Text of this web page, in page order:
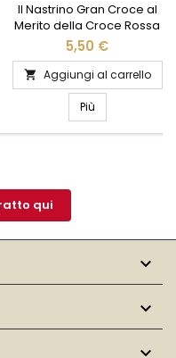
Il Nastrino Gran Croce al
Merito della Croce Rossa
Italiana è un simbolo di
eccellenza e dedizione
umanitaria. Realizzato con
materiali di alta qualità,
questo nastrino rappresenta
un riconoscimento
prestigioso per coloro che
servizio alla comunità. Il suo
design elegante e distintivo
lo rende perfetto per...
5,50 €
 Aggiungi al carrello
Più
qui


